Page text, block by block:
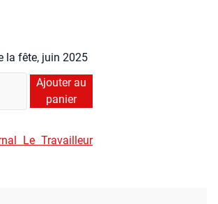
la fête, juin 2025
Ajouter au
panier
Le Tra­vailleur